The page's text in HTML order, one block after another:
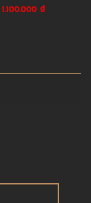
1.100.000 ₫